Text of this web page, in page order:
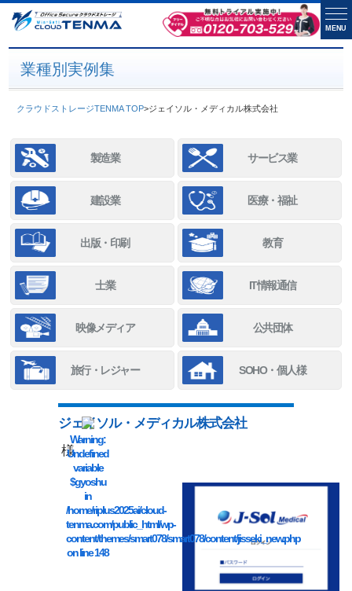
業種別実例集
クラウドストレージTENMA TOP>ジェイソル・メディカル株式会社
製造業 サービス業
建設業 医療・福祉
出版・印刷 教育
士業 IT情報通信
映像メディア 公共団体
旅行・レジャー SOHO・個人様
Warning:
Undefined
variable
$gyoshu
in
/home/riplus2025ai/cloud-
tenma.com/public_html/wp-
content/themes/smart078/smart078/content/jisseki_new.php
on line148
ジェイソル・メディカル株式会社
様
MENU